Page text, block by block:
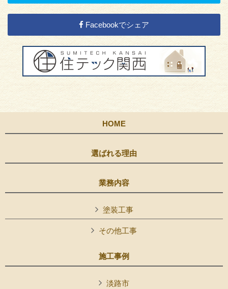
Facebookでシェア
HOME
選ばれる理由
業務内容
塗装工事
その他工事
施工事例
淡路市